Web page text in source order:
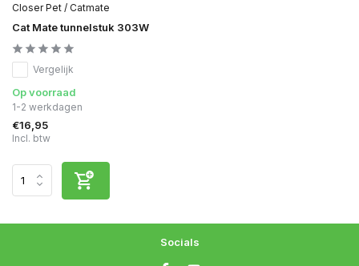
Closer Pet / Catmate
Cat Mate tunnelstuk 303W
Vergelijk
Op voorraad
1-2 werkdagen
€16,95
Incl. btw
Socials